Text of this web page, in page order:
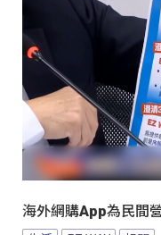
海外網購App為民間